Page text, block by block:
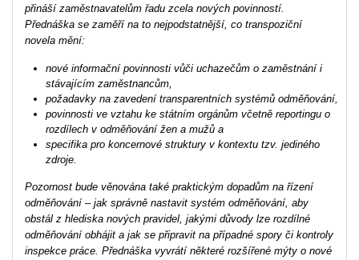
přináší zaměstnavatelům řadu zcela nových povinností.
Přednáška se zaměří na to nejpodstatnější, co transpoziční
novela mění:
nové informační povinnosti vůči uchazečům o zaměstnání i
stávajícím zaměstnancům,
požadavky na zavedení transparentních systémů odměňování,
povinnosti ve vztahu ke státním orgánům včetně reportingu o
rozdílech v odměňování žen a mužů a
specifika pro koncernové struktury v kontextu tzv. jediného
zdroje.
Pozornost bude věnována také praktickým dopadům na řízení
odměňování – jak správně nastavit systém odměňování, aby
obstál z hlediska nových pravidel, jakými důvody lze rozdílné
odměňování obhájit a jak se připravit na případné spory či kontroly
inspekce práce. Přednáška vyvrátí některé rozšířené mýty o nové